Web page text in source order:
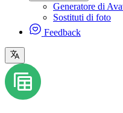
Generatore di
Sostituti di foto
Feedback